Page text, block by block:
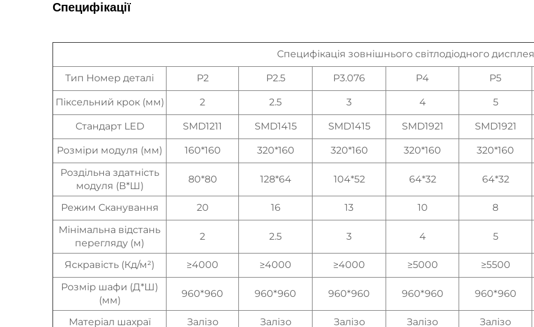
Специфікації
Специфікація зовнішнього світлодіодного дисплея
Тип Номер деталі P2 P2.5 P3.076 P4 P5
Піксельний крок (мм) 2 2.5 3 4 5
Стандарт LED SMD1211 SMD1415 SMD1415 SMD1921 SMD1921
Розміри модуля (мм) 160*160 320*160 320*160 320*160 320*160
Роздільна здатність
модуля (В*Ш)
80*80 128*64 104*52 64*32 64*32
Режим Сканування 20 16 13 10 8
Мінімальна відстань
перегляду (м)
2 2.5 3 4 5
Яскравість (Кд/м²) ≥4000 ≥4000 ≥4000 ≥5000 ≥5500
Розмір шафи (Д*Ш)
(мм)
960*960 960*960 960*960 960*960 960*960
Матеріал шахраї Залізо Залізо Залізо Залізо Залізо